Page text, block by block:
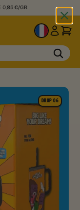
0,85€/GR
FR
DROP 06